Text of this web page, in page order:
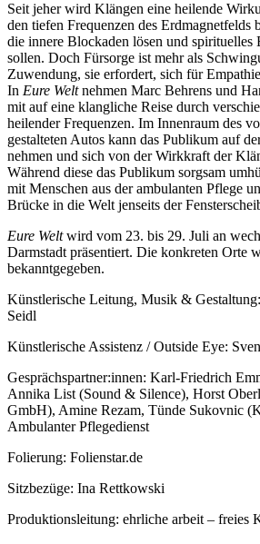
Seit jeher wird Klängen eine heilende
den tiefen Frequenzen des Erdmagnetfelds
die innere Blockaden lösen und spirituelles
sollen. Doch Fürsorge ist mehr als
Zuwendung, sie erfordert, sich für
In Eure Weltnehmen Marc Behrens und
mit auf eine klangliche Reise durch
heilender Frequenzen. Im Innenraum des
gestalteten Autos kann das Publikum auf
nehmen und sich von der Wirkkraft der
Während diese das Publikum sorgsam
mit Menschen aus der ambulanten Pflege
Brücke in die Welt jenseits der
Eure Weltwird vom 23. bis 29. Juli an
Darmstadt präsentiert. Die konkreten Orte
bekanntgegeben.
Künstlerische Leitung, Musik &
Seidl
Künstlerische Assistenz / Outside Eye:
Gesprächspartner:innen: Karl-Friedrich
Annika List (Sound & Silence), Horst
GmbH), Amine Rezam, Tünde Sukovnic
Ambulanter Pflegedienst
Folierung: Folienstar.de
Sitzbezüge: Ina Rettkowski
Produktionsleitung: ehrliche arbeit – freies